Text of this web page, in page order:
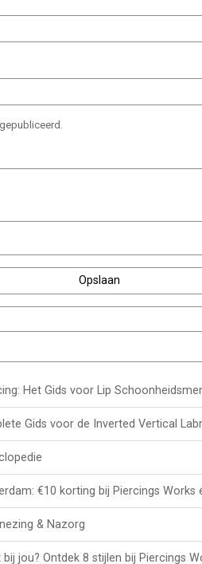
Opslaan
Het Gids voor Lip
Gids voor de Inverted Vertical
€10 korting bij Piercings Works
& Nazorg
jou? Ontdek 8 stijlen bij Piercings